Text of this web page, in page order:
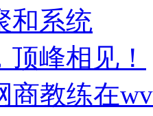
和系统
峰相见！
商教练在